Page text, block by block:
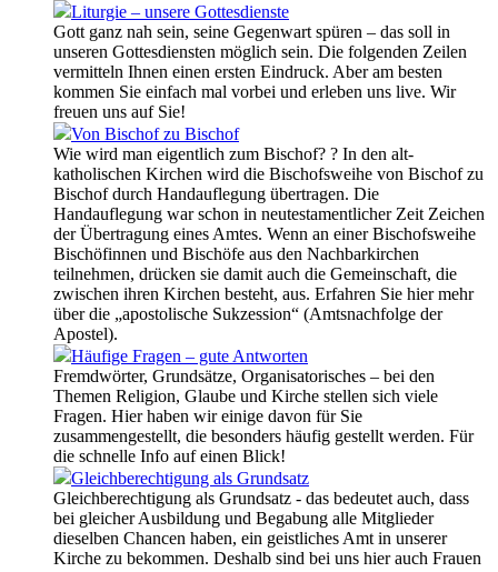
Liturgie – unsere Gottesdienste
Gott ganz nah sein, seine Gegenwart spüren – das soll in
unseren Gottesdiensten möglich sein. Die folgenden Zeilen
vermitteln Ihnen einen ersten Eindruck. Aber am besten
kommen Sie einfach mal vorbei und erleben uns live. Wir
freuen uns auf Sie!
Von Bischof zu Bischof
Wie wird man eigentlich zum Bischof? ? In den alt-
katholischen Kirchen wird die Bischofsweihe von Bischof zu
Bischof durch Handauflegung übertragen. Die
Handauflegung war schon in neutestamentlicher Zeit Zeichen
der Übertragung eines Amtes. Wenn an einer Bischofsweihe
Bischöfinnen und Bischöfe aus den Nachbarkirchen
teilnehmen, drücken sie damit auch die Gemeinschaft, die
zwischen ihren Kirchen besteht, aus. Erfahren Sie hier mehr
über die „apostolische Sukzession“ (Amtsnachfolge der
Apostel).
Häufige Fragen – gute Antworten
Fremdwörter, Grundsätze, Organisatorisches – bei den
Themen Religion, Glaube und Kirche stellen sich viele
Fragen. Hier haben wir einige davon für Sie
zusammengestellt, die besonders häufig gestellt werden. Für
die schnelle Info auf einen Blick!
Gleichberechtigung als Grundsatz
Gleichberechtigung als Grundsatz - das bedeutet auch, dass
bei gleicher Ausbildung und Begabung alle Mitglieder
dieselben Chancen haben, ein geistliches Amt in unserer
Kirche zu bekommen. Deshalb sind bei uns hier auch Frauen